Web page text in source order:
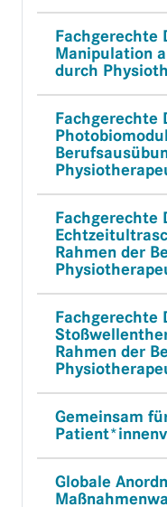
Fachgerechte
Manipulation
durch
Fachgerechte
Fachgerechte
Rahmen der
Fachgerechte
Rahmen der
Gemeinsam
Globale